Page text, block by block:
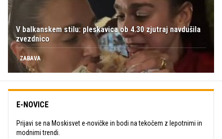
V balkanskem stilu: pleskavica ob 4.30 zjutraj navdušila
zvezdnico
ZABAVA
E-NOVICE
Prijavi se na Moskisvet e-novičke in bodi na tekočem z lepotnimi in
modnimi trendi.